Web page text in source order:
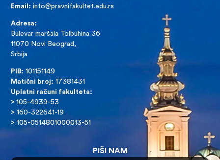
Email: info@pravnifakultet.edu.rs
Adresa:
Bulevar maršala Tolbuhina 36
11070 Novi Beograd,
Srbija
PIB: 101151149
Matični broj: 17381431
Uplatni računi fakulteta:
>105-4939-53
> 160-322641-19
> 105-0514801000013-51
PIŠI NAM